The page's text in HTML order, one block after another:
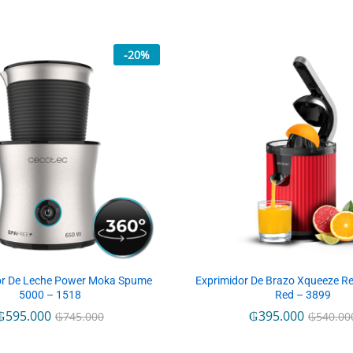
-20%
De Leche Power Moka Spume
5000 – 1518
595.000 ₲745.000
595.000 ₲745.000
Exprimidor De Brazo Xqueeze
Red – 3899
₲395.000 ₲
₲395.000 ₲